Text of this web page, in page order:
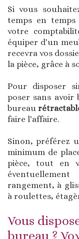
Si vous
temps en
votre
équiper d'un
recevra vos
la pièce, grâce à
Pour disposer
poser sans avoir
bureau
faire l'affaire.
Sinon, préférez
minimum de
pièce, tout en
rangement, à
à roulettes,
Vous
bureau ?